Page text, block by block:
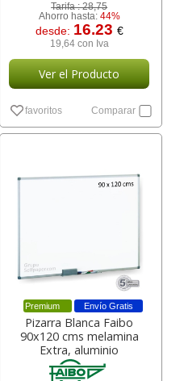
Tarifa :28,75
Ahorro hasta: 44%
desde: 16.23 €
19,64 con Iva
Ver el Producto
favoritos Comparar
Envío Gratis
Premium
Pizarra Blanca Faibo
90x120 cms melamina
Extra, aluminio